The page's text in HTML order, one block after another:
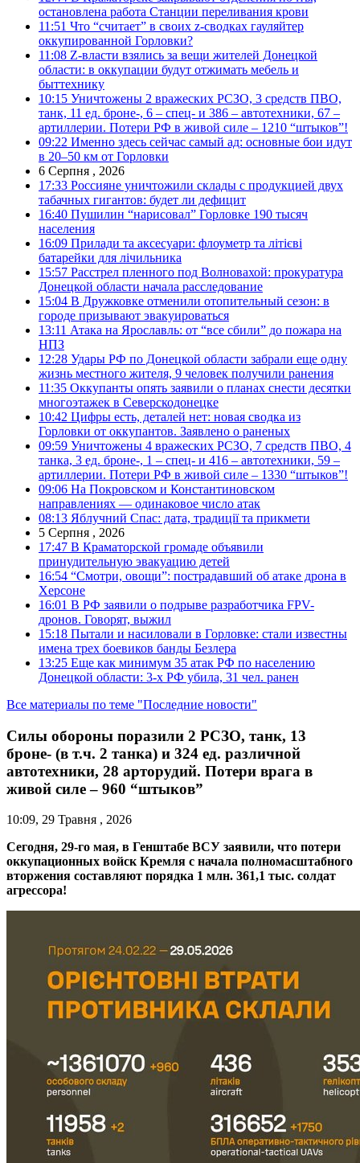
остановлена работа Станции переливания крови
11:51 Что “считает” в своих z-сводках гауляйтер
оккупированной Горловки?
11:08 Z-власти взялись за вещи жителей Донецкой
области: в оккупации будут отжимать мебель и
быттехнику
10:15 Уничтожены 2 вражеских РСЗО, 3 средств ПВО,
танк, 11 ед. броне-, 6 – спец- и 386 – автотехники, 67 –
артиллерии. Потери РФ в живой силе – 1210 “штыков”!
09:22 Именно здесь сейчас самый ад: основные бои идут
в 20–50 км от Горловки
6 Серпня , 2026
17:33 Россияне уничтожили склады с продукцией двух
табачных гигантов: будет ли дефицит
16:40 Пушилин “нарисовал” Горловке 190 тысяч
населения
16:09 Прилади та аксесуари: флоуметр та літієві
батарейки для лічильника
15:57 Расстрел пленного под Волновахой: прокуратура
Донецкой области начала расследование
15:04 В Дружковке отменили отопительный сезон: в
городе призывают эвакуироваться
13:11 Атака на Ярославль: от “все сбили” до пожара на
НПЗ
12:28 Удары РФ по Донецкой области забрали еще одну
жизнь местного жителя, 9 человек получили ранения
11:35 Оккупанты опять заявили о планах снести десятки
многоэтажек в Северскодонецке
10:42 Цифры есть, деталей нет: новая сводка из
Горловки от оккупантов. Заявлено о раненых
09:59 Уничтожены 4 вражеских РСЗО, 7 средств ПВО, 4
танка, 3 ед. броне-, 1 – спец- и 416 – автотехники, 59 –
артиллерии. Потери РФ в живой силе – 1330 “штыков”!
09:06 На Покровском и Константиновском
направлениях — одинаковое число атак
08:13 Яблучний Спас: дата, традиції та прикмети
5 Серпня , 2026
17:47 В Краматорской громаде объявили
принудительную эвакуацию детей
16:54 “Смотри, овощи”: пострадавший об атаке дрона в
Херсоне
16:01 В РФ заявили о подрыве разработчика FPV-
дронов. Говорят, выжил
15:18 Пытали и насиловали в Горловке: стали известны
имена трех боевиков банды Безлера
13:25 Еще как минимум 35 атак РФ по населению
Донецкой области: 3-х РФ убила, 31 чел. ранен
Все материалы по теме "Последние новости"
Силы обороны поразили 2 РСЗО, танк, 13
броне- (в т.ч. 2 танка) и 324 ед. различной
автотехники, 28 арторудий. Потери врага в
живой силе – 960 “штыков”
10:09, 29 Травня , 2026
Сегодня, 29-го мая, в Генштабе ВСУ заявили, что потери
оккупационных войск Кремля с начала полномасштабного
вторжения составляют порядка 1 млн. 361,1 тыс. солдат
агрессора!